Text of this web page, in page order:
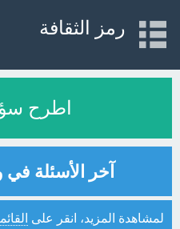
رمز الثقافة
اطرح
آخر الأسئلة
لمشاهدة المزيد، انقر على